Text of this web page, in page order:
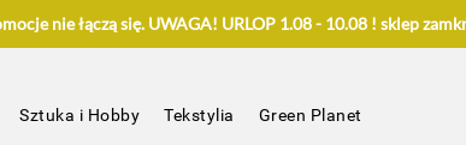
nie łączą się. UWAGA! URLOP 1.08 - 10.08 ! sklep
Sztuka i Hobby Tekstylia Green Planet